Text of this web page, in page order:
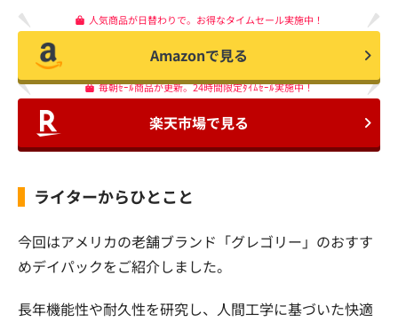
人気商品が日替わりで。お得なタイムセール実施中！
Amazonで見る
毎朝ｾｰﾙ商品が更新。24時間限定ﾀｲﾑｾｰﾙ実施中！
楽天市場で見る
ライターからひとこと
今回はアメリカの老舗ブランド「グレゴリー」のおすす
めデイパックをご紹介しました。
長年機能性や耐久性を研究し、人間工学に基づいた快適